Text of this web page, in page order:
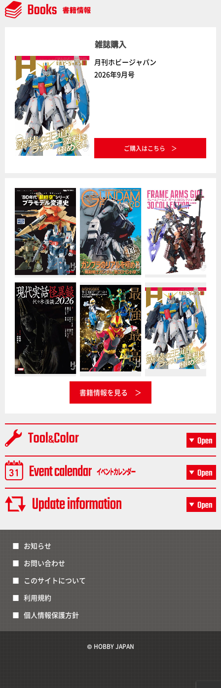
中】
雑誌購入
月刊ホビージャパン
2026年9月号
ご購入はこちら
書籍情報を見る
お知らせ
お問い合わせ
このサイトについて
利用規約
個人情報保護方針
© HOBBY JAPAN